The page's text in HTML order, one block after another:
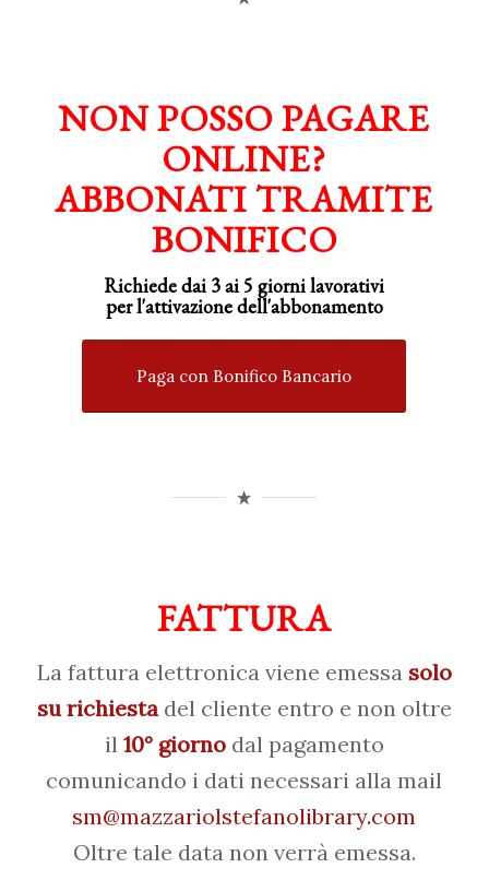
NON POSSO PAGARE
ONLINE?
ABBONATI TRAMITE
BONIFICO
Richiede dai 3 ai 5 giorni lavorativi
perl'attivazionedell'abbonamento
Paga con Bonifico Bancario
FATTURA
La fattura elettronica viene emessasolo
su richiestadel cliente entro e non oltre
il 10° giornodal pagamento
comunicando i dati necessari alla mail
sm@mazzariolstefanolibrary.com
Oltre tale data non verrà emessa.